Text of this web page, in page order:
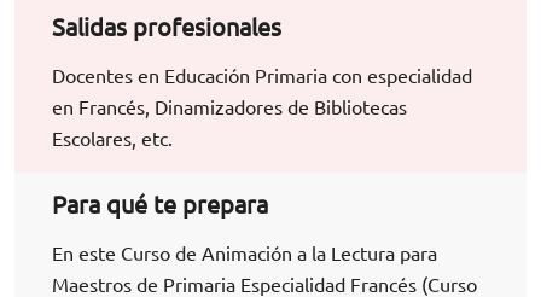
Salidas profesionales
Docentes en Educación Primaria con especialidad
en Francés, Dinamizadores de Bibliotecas
Escolares, etc.
Para qué te prepara
En este Curso de Animación a la Lectura para
Maestros de Primaria Especialidad Francés (Curso